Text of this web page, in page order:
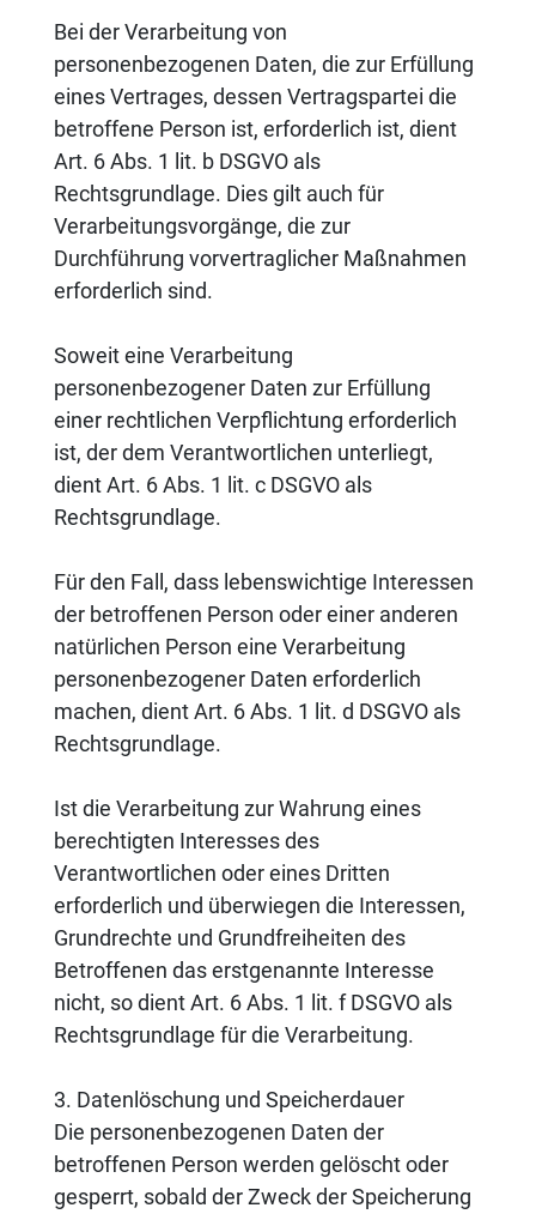
Bei der Verarbeitung von
personenbezogenen Daten, die zur Erfüllung
eines Vertrages, dessen Vertragspartei die
betroffene Person ist, erforderlich ist, dient
Art. 6 Abs. 1 lit. b DSGVO als
Rechtsgrundlage. Dies gilt auch für
Verarbeitungsvorgänge, die zur
Durchführung vorvertraglicher Maßnahmen
erforderlich sind.
Soweit eine Verarbeitung
personenbezogener Daten zur Erfüllung
einer rechtlichen Verpflichtung erforderlich
ist, der dem Verantwortlichen unterliegt,
dient Art. 6 Abs. 1 lit. c DSGVO als
Rechtsgrundlage.
Für den Fall, dass lebenswichtige Interessen
der betroffenen Person oder einer anderen
natürlichen Person eine Verarbeitung
personenbezogener Daten erforderlich
machen, dient Art. 6 Abs. 1 lit. d DSGVO als
Rechtsgrundlage.
Ist die Verarbeitung zur Wahrung eines
berechtigten Interesses des
Verantwortlichen oder eines Dritten
erforderlich und überwiegen die Interessen,
Grundrechte und Grundfreiheiten des
Betroffenen das erstgenannte Interesse
nicht, so dient Art. 6 Abs. 1 lit. f DSGVO als
Rechtsgrundlage für die Verarbeitung.
3. Datenlöschung und Speicherdauer
Die personenbezogenen Daten der
betroffenen Person werden gelöscht oder
gesperrt, sobald der Zweck der Speicherung